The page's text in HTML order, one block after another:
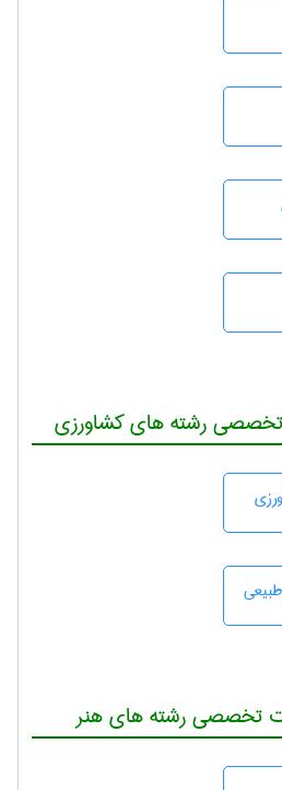
رشته های کشاورزی
تخصصی رشته های هنر